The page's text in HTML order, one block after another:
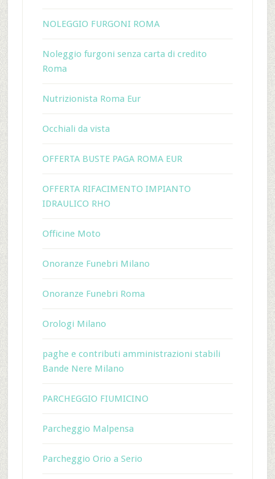
NOLEGGIO FURGONI ROMA
Noleggio furgoni senza carta di credito
Roma
Nutrizionista Roma Eur
Occhiali da vista
OFFERTA BUSTE PAGA ROMA EUR
OFFERTA RIFACIMENTO IMPIANTO
IDRAULICO RHO
Officine Moto
Onoranze Funebri Milano
Onoranze Funebri Roma
Orologi Milano
paghe e contributi amministrazioni stabili
Bande Nere Milano
PARCHEGGIO FIUMICINO
Parcheggio Malpensa
Parcheggio Orio a Serio